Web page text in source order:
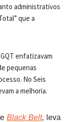
administrativos
que a
enfatizavam
pequenas
No Seis
a melhoria.
Black Belt, leva